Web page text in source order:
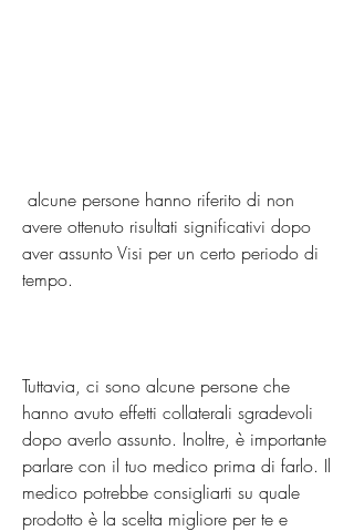
avere ottenuto risultati significativi dopo
aver assunto Visi per un certo periodo di
tempo.
Tuttavia, ci sono alcune persone che
hanno avuto effetti collaterali sgradevoli
dopo averlo assunto. Inoltre, è importante
parlare con il tuo medico prima di farlo. Il
medico potrebbe consigliarti su quale
prodotto è la scelta migliore per te e